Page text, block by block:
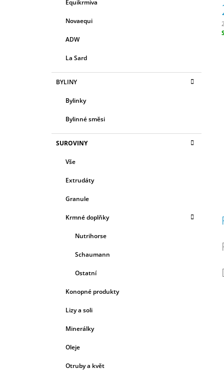
Equikrmiva
Novaequi
ADW
La Sard
BYLINY
Bylinky
Bylinné směsi
SUROVINY
Vše
Extrudáty
Granule
Krmné doplňky
Nutrihorse
Schaumann
Ostatní
Konopné produkty
Lizy a soli
Minerálky
Oleje
Otruby a květ
580 Kč